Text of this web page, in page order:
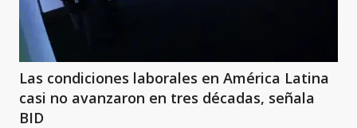
Las condiciones laborales en América Latina
casi no avanzaron en tres décadas, señala
BID